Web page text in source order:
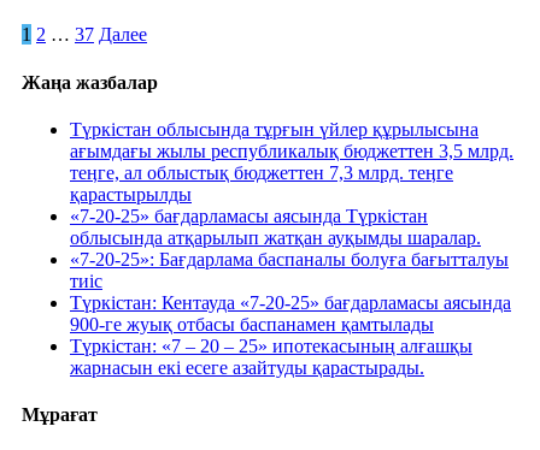
1 2 … 37 Далее
Жаңа жазбалар
Түркістан облысында тұрғын үйлер құрылысына
ағымдағы жылы республикалық бюджеттен 3,5 млрд.
теӊге, ал облыстық бюджеттен 7,3 млрд. теӊге
қарастырылды
«7-20-25» бағдарламасы аясында Түркістан
облысында атқарылып жатқан ауқымды шаралар.
«7-20-25»: Бағдарлама баспаналы болуға бағытталуы
тиіс
Түркістан: Кентауда «7-20-25» бағдарламасы аясында
900-ге жуық отбасы баспанамен қамтылады
Түркістан: «7 – 20 – 25» ипотекасының алғашқы
жарнасын екі есеге азайтуды қарастырады.
Мұрағат